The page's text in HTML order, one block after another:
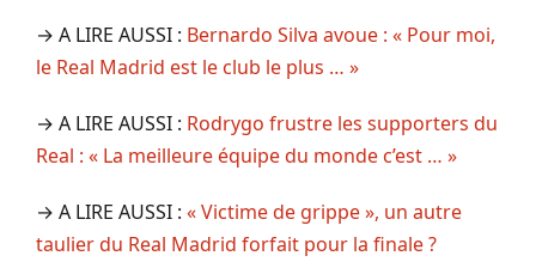
→ A LIRE AUSSI : Bernardo Silva avoue : « Pour moi,
le Real Madrid est le club le plus … »
→ A LIRE AUSSI : Rodrygo frustre les supporters du
Real : « La meilleure équipe du monde c’est … »
→ A LIRE AUSSI : « Victime de grippe », un autre
taulier du Real Madrid forfait pour la finale ?